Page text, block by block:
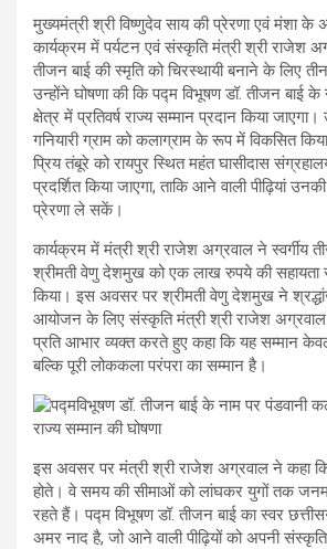
मुख्यमंत्री श्री विष्णुदेव साय की प्रेरणा एवं मंशा
कार्यक्रम में पर्यटन एवं संस्कृति मंत्री श्री राजेश
तीजन बाई की स्मृति को चिरस्थायी बनाने के लिए
उन्होंने घोषणा की कि पद्म विभूषण डॉ. तीजन बाई
क्षेत्र में प्रतिवर्ष राज्य सम्मान प्रदान किया
गनियारी ग्राम को कलाग्राम के रूप में विकसित
प्रिय तंबूरे को रायपुर स्थित महंत घासीदास
प्रदर्शित किया जाएगा, ताकि आने वाली पीढ़ियां
प्रेरणा ले सकें।
कार्यक्रम में मंत्री श्री राजेश अग्रवाल ने स्वर्गीय
श्रीमती वेणु देशमुख को एक लाख रुपये की सहायता
किया। इस अवसर पर श्रीमती वेणु देशमुख ने
आयोजन के लिए संस्कृति मंत्री श्री राजेश
प्रति आभार व्यक्त करते हुए कहा कि यह सम्मान
बल्कि पूरी लोककला परंपरा का सम्मान है।
इस अवसर पर मंत्री श्री राजेश अग्रवाल ने कहा
होते। वे समय की सीमाओं को लांघकर युगों तक
रहते हैं। पद्म विभूषण डॉ. तीजन बाई का स्वर
अमर नाद है, जो आने वाली पीढ़ियों को अपनी